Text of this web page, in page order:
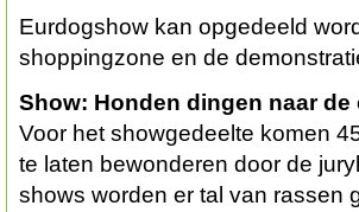
Eurdogshow kan opgedeeld
shoppingzone en de
Show: Honden dingen naar de
Voor het showgedeelte komen
te laten bewonderen door de
shows worden er tal van rassen